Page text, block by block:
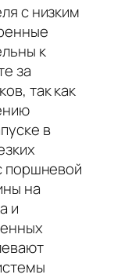
с низким
к
за
так как
в
поршневой
на
и